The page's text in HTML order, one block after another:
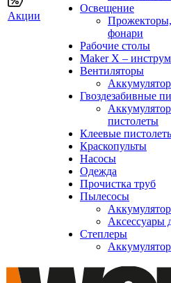
Акции
Освещение
фонари
Рабочие столы
Maker X –
Вентиляторы
Гвоздезабивные
пистолеты
Клеевые
Краскопульты
Насосы
Одежда
Прочистка труб
Пылесосы
Аксессуары
Степлеры